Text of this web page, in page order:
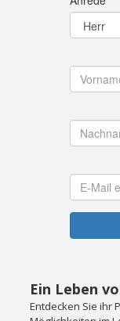
Ein Leben
Entdecken Sie ihr